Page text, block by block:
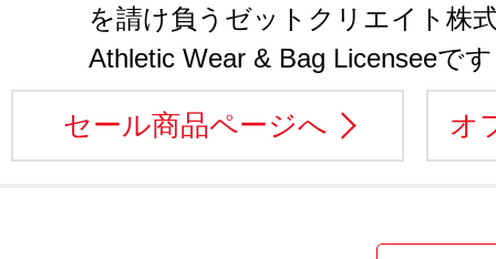
を請け負うゼットクリエイト株
Athletic Wear & Bag Licenseeです
セール商品ページへ オ